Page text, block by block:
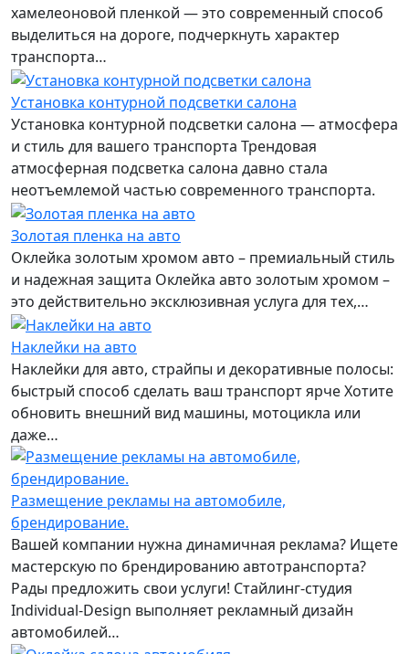
хамелеоновой пленкой — это современный способ
выделиться на дороге, подчеркнуть характер
транспорта…
Установка контурной подсветки салона
Установка контурной подсветки салона — атмосфера
и стиль для вашего транспорта Трендовая
атмосферная подсветка салона давно стала
неотъемлемой частью современного транспорта.
Золотая пленка на авто
Оклейка золотым хромом авто – премиальный стиль
и надежная защита Оклейка авто золотым хромом –
это действительно эксклюзивная услуга для тех,…
Наклейки на авто
Наклейки для авто, страйпы и декоративные полосы:
быстрый способ сделать ваш транспорт ярче Хотите
обновить внешний вид машины, мотоцикла или
даже…
Размещение рекламы на автомобиле,
брендирование.
Вашей компании нужна динамичная реклама? Ищете
мастерскую по брендированию автотранспорта?
Рады предложить свои услуги! Стайлинг-студия
Individual-Design выполняет рекламный дизайн
автомобилей…